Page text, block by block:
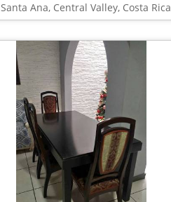
Santa Ana, Central Valley, Costa Rica